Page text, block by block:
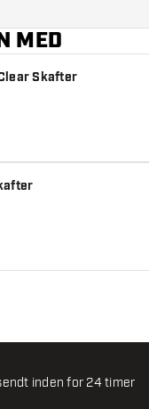
MED
Skafter
inden for 24 timer